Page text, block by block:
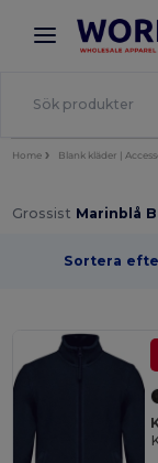
× Bättre
Home Blank kläder |
Grossist Marinblå
Sortera